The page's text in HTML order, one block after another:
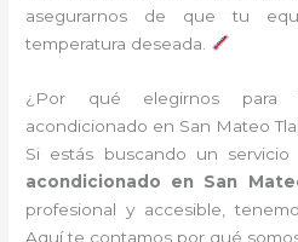
asegurarnos de que tu
temperatura deseada.
¿Por qué elegirnos para
acondicionado en San Mateo
Si estás buscando un servicio
acondicionado en San
profesional y accesible,
Aquí te contamos por qué